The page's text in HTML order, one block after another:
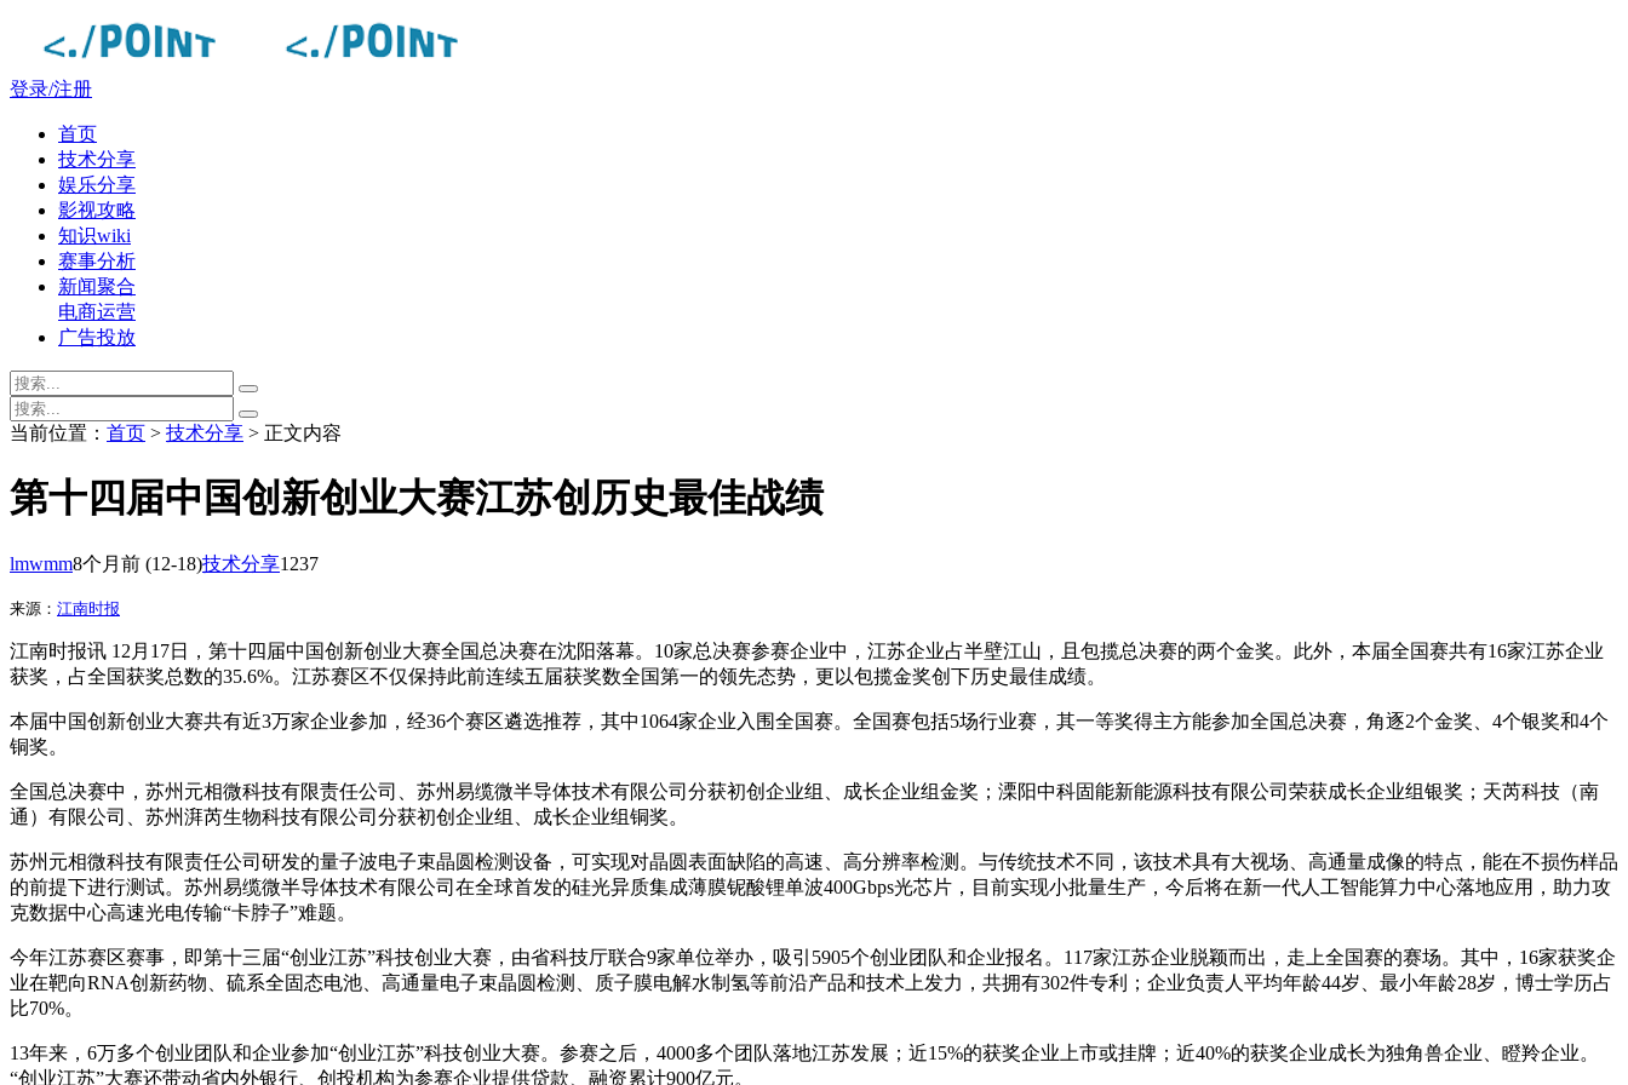
登录/注册
首页
技术分享
娱乐分享
影视攻略
知识wiki
赛事分析
新闻聚合
电商运营
广告投放
当前位置： 首页 > 技术分享 > 正文内容
第十四届中国创新创业大赛江苏创历史最佳战绩
lmwmm8个月前 (12-18)技术分享1237
来源： 江南时报
江南时报讯 12月17日，第十四届中国创新创业大赛全国总决赛在沈阳落幕。10家总决赛参赛企业中，江苏企业占半壁江山，且包揽总决赛的两个金奖。此外，本届全国赛共有16家江苏企业
获奖，占全国获奖总数的35.6%。江苏赛区不仅保持此前连续五届获奖数全国第一的领先态势，更以包揽金奖创下历史最佳成绩。
本届中国创新创业大赛共有近3万家企业参加，经36个赛区遴选推荐，其中1064家企业入围全国赛。全国赛包括5场行业赛，其一等奖得主方能参加全国总决赛，角逐2个金奖、4个银奖和4个
铜奖。
全国总决赛中，苏州元相微科技有限责任公司、苏州易缆微半导体技术有限公司分获初创企业组、成长企业组金奖；溧阳中科固能新能源科技有限公司荣获成长企业组银奖；天芮科技（南
通）有限公司、苏州湃芮生物科技有限公司分获初创企业组、成长企业组铜奖。
苏州元相微科技有限责任公司研发的量子波电子束晶圆检测设备，可实现对晶圆表面缺陷的高速、高分辨率检测。与传统技术不同，该技术具有大视场、高通量成像的特点，能在不损伤样品
的前提下进行测试。苏州易缆微半导体技术有限公司在全球首发的硅光异质集成薄膜铌酸锂单波400Gbps光芯片，目前实现小批量生产，今后将在新一代人工智能算力中心落地应用，助力攻
克数据中心高速光电传输“卡脖子”难题。
今年江苏赛区赛事，即第十三届“创业江苏”科技创业大赛，由省科技厅联合9家单位举办，吸引5905个创业团队和企业报名。117家江苏企业脱颖而出，走上全国赛的赛场。其中，16家获奖企
业在靶向RNA创新药物、硫系全固态电池、高通量电子束晶圆检测、质子膜电解水制氢等前沿产品和技术上发力，共拥有302件专利；企业负责人平均年龄44岁、最小年龄28岁，博士学历占
比70%。
13年来，6万多个创业团队和企业参加“创业江苏”科技创业大赛。参赛之后，4000多个团队落地江苏发展；近15%的获奖企业上市或挂牌；近40%的获奖企业成长为独角兽企业、瞪羚企业。
“创业江苏”大赛还带动省内外银行、创投机构为参赛企业提供贷款、融资累计900亿元。